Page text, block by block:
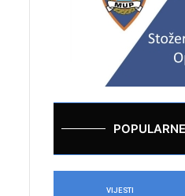
VIJESTI